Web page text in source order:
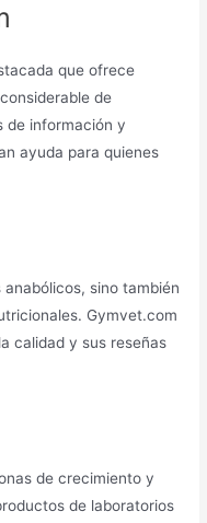
que ofrece
de
de información y
ayuda para quienes
sino también
Gymvet.com
calidad y sus reseñas
de crecimiento y
de laboratorios